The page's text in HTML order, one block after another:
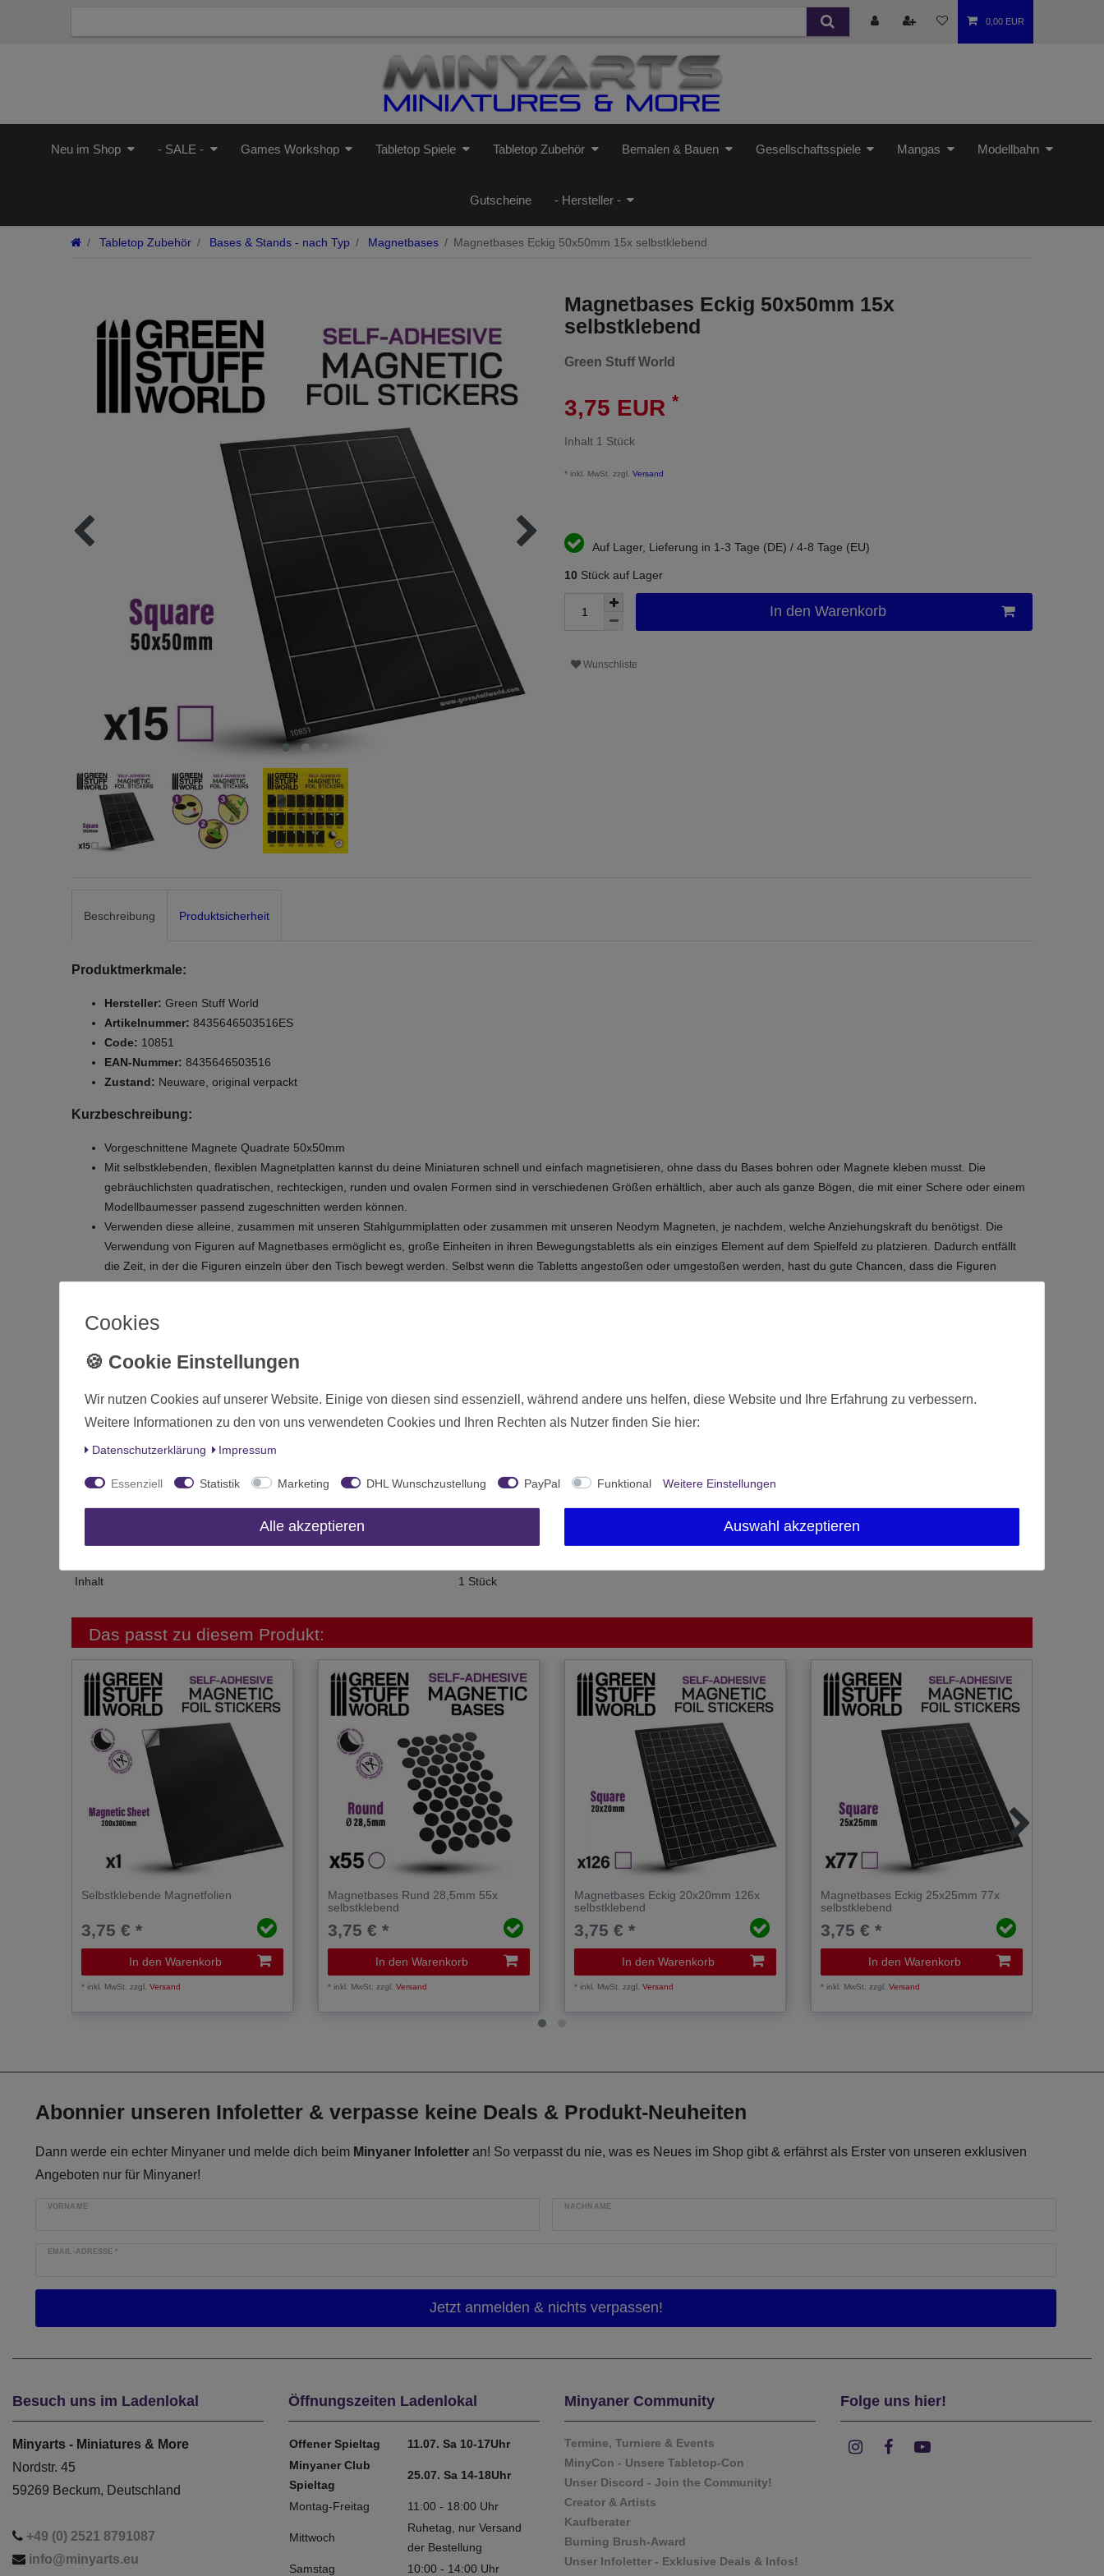
0,00 EUR
Neu im Shop - SALE - Games Workshop Tabletop Spiele Tabletop Zubehör Bemalen & Bauen Gesellschaftsspiele Mangas Modellbahn
Gutscheine - Hersteller -
Tabletop Zubehör Bases & Stands - nach Typ Magnetbases Magnetbases Eckig 50x50mm 15x selbstklebend
Magnetbases Eckig 50x50mm 15x
selbstklebend
Green Stuff World
3,75 EUR *
Inhalt 1 Stück
* inkl. MwSt. zzgl. Versand
Auf Lager, Lieferung in 1-3 Tage (DE) / 4-8 Tage (EU)
10 Stück auf Lager
In den Warenkorb
Wunschliste
Beschreibung Produktsicherheit
Produktmerkmale:
Hersteller: Green Stuff World
Artikelnummer: 8435646503516ES
Code: 10851
EAN-Nummer: 8435646503516
Zustand: Neuware, original verpackt
Kurzbeschreibung:
Vorgeschnittene Magnete Quadrate 50x50mm
Mit selbstklebenden, flexiblen Magnetplatten kannst du deine Miniaturen schnell und einfach magnetisieren, ohne dass du Bases bohren oder Magnete kleben musst. Die
gebräuchlichsten quadratischen, rechteckigen, runden und ovalen Formen sind in verschiedenen Größen erhältlich, aber auch als ganze Bögen, die mit einer Schere oder einem
Modellbaumesser passend zugeschnitten werden können.
Verwenden diese alleine, zusammen mit unseren Stahlgummiplatten oder zusammen mit unseren Neodym Magneten, je nachdem, welche Anziehungskraft du benötigst. Die
Verwendung von Figuren auf Magnetbases ermöglicht es, große Einheiten in ihren Bewegungstabletts als ein einziges Element auf dem Spielfeld zu platzieren. Dadurch entfällt
die Zeit, in der die Figuren einzeln über den Tisch bewegt werden. Selbst wenn die Tabletts angestoßen oder umgestoßen werden, hast du gute Chancen, dass die Figuren
zusammenbleiben und nicht beschädigt werden.
Die Stärke der Aufkleber beträgt ca. 0,9mm.
Lieferumfang:
Zustand
Inhalt 1 Stück
Das passt zu diesem Produkt:
Selbstklebende Magnetfolien
3,75 € *
In den Warenkorb
*inkl. MwSt. zzgl.Versand
Magnetbases Rund 28,5mm 55x
selbstklebend
3,75 € *
In den Warenkorb
*inkl. MwSt. zzgl.Versand
Magnetbases Eckig 20x20mm 126x
selbstklebend
3,75 € *
In den Warenkorb
*inkl. MwSt. zzgl.Versand
Magnetbases Eckig 25x25mm 77x
selbstklebend
3,75 € *
In den Warenkorb
*inkl. MwSt. zzgl.Versand
Abonnier unseren Infoletter & verpasse keine Deals & Produkt-Neuheiten
Dann werde ein echter Minyaner und melde dich beim Minyaner Infoletter an! So verpasst du nie, was es Neues im Shop gibt & erfährst als Erster von unseren exklusiven
Angeboten nur für Minyaner!
VORNAME NACHNAME
EMAIL-ADRESSE*
Besuch uns im Ladenlokal
Minyarts - Miniatures & More
Nordstr. 45
59269 Beckum, Deutschland
+49 (0) 2521 8791087
info@minyarts.eu
Öffnungszeiten Ladenlokal
Offener Spieltag
11.07. Sa 10-17Uhr
Minyaner Club
Spieltag
25.07. Sa 14-18Uhr
Montag-Freitag 11:00 - 18:00 Uhr
Mittwoch
Ruhetag, nur Versand
der Bestellung
Samstag
10:00 - 14:00 Uhr
Minyaner Community
Termine, Turniere & Events
MinyCon - Unsere Tabletop-Con
Unser Discord - Join the Community!
Creator & Artists
Kaufberater
Burning Brush-Award
Unser Infoletter - Exklusive Deals & Infos!
Folge uns hier!
Cookies
Wir nutzen Cookies auf unserer Website. Einige von diesen sind essenziell, während andere uns helfen, diese Website und Ihre Erfahrung zu verbessern.
Weitere Informationen zu den von uns verwendeten Cookies und Ihren Rechten als Nutzer finden Sie hier:
Daten­schutz­erklärung Impressum
Essenziell Statistik Marketing DHL Wunschzustellung PayPal Funktional Weitere Einstellungen
Alle akzeptieren Auswahl akzeptieren